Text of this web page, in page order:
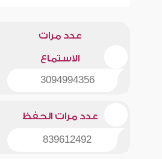
عدد مرات
الاستماع
3094994356
عدد مرات الحفظ
839612492